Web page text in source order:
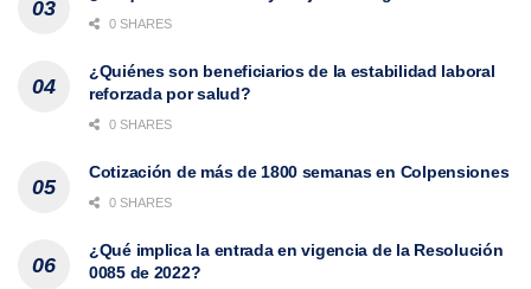
0 SHARES
¿Quiénes son beneficiarios de la estabilidad laboral
reforzada por salud?
0 SHARES
Cotización de más de 1800 semanas en Colpensiones
0 SHARES
¿Qué implica la entrada en vigencia de la Resolución
0085 de 2022?